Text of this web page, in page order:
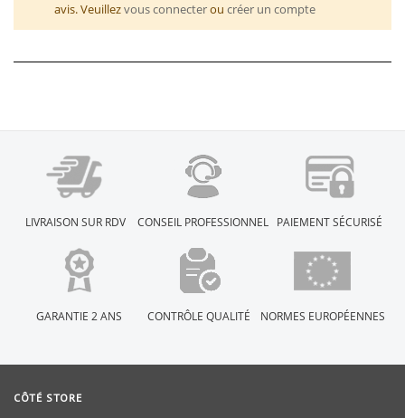
avis. Veuillezvous connecterou créer un compte
LIVRAISON SUR RDV CONSEIL PROFESSIONNEL PAIEMENT SÉCURISÉ
GARANTIE 2 ANS CONTRÔLE QUALITÉ NORMES EUROPÉENNES
CÔTÉ STORE